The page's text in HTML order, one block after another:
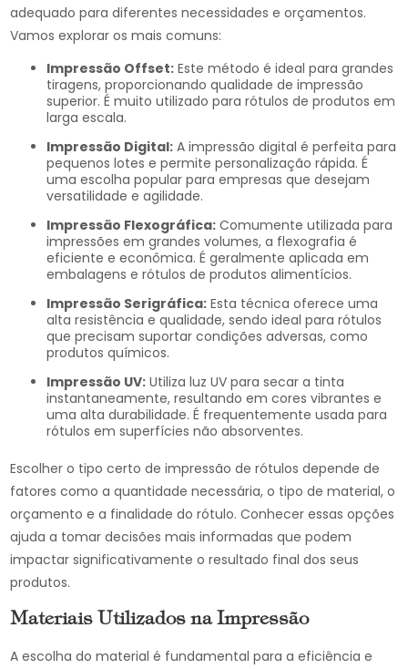
adequado para diferentes necessidades e orçamentos.
Vamos explorar os mais comuns:
Impressão Offset: Este método é ideal para grandes
tiragens, proporcionando qualidade de impressão
superior. É muito utilizado para rótulos de produtos em
larga escala.
Impressão Digital: A impressão digital é perfeita para
pequenos lotes e permite personalização rápida. É
uma escolha popular para empresas que desejam
versatilidade e agilidade.
Impressão Flexográfica: Comumente utilizada para
impressões em grandes volumes, a flexografia é
eficiente e econômica. É geralmente aplicada em
embalagens e rótulos de produtos alimentícios.
Impressão Serigráfica: Esta técnica oferece uma
alta resistência e qualidade, sendo ideal para rótulos
que precisam suportar condições adversas, como
produtos químicos.
Impressão UV: Utiliza luz UV para secar a tinta
instantaneamente, resultando em cores vibrantes e
uma alta durabilidade. É frequentemente usada para
rótulos em superfícies não absorventes.
Escolher o tipo certo de impressão de rótulos depende de
fatores como a quantidade necessária, o tipo de material, o
orçamento e a finalidade do rótulo. Conhecer essas opções
ajuda a tomar decisões mais informadas que podem
impactar significativamente o resultado final dos seus
produtos.
Materiais Utilizados na Impressão
A escolha do material é fundamental para a eficiência e